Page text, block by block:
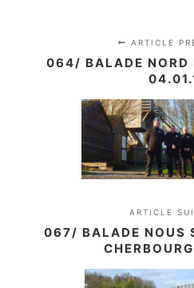
ARTICLE
064/ BALADE NORD
ARTICLE
067/ BALADE NOUS